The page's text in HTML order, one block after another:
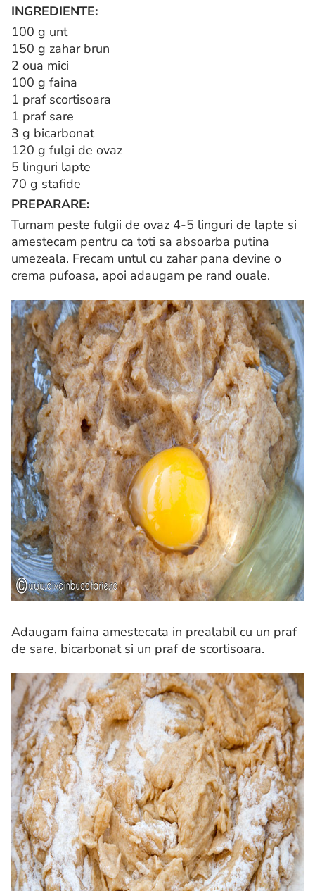
INGREDIENTE:
100 g unt
150 g zahar brun
2 oua mici
100 g faina
1 praf scortisoara
1 praf sare
3 g bicarbonat
120 g fulgi de ovaz
5 linguri lapte
70 g stafide
PREPARARE:
Turnam peste fulgii de ovaz 4-5 linguri de lapte si
amestecam pentru ca toti sa absoarba putina
umezeala. Frecam untul cu zahar pana devine o
crema pufoasa, apoi adaugam pe rand ouale.
Adaugam faina amestecata in prealabil cu un praf
de sare, bicarbonat si un praf de scortisoara.